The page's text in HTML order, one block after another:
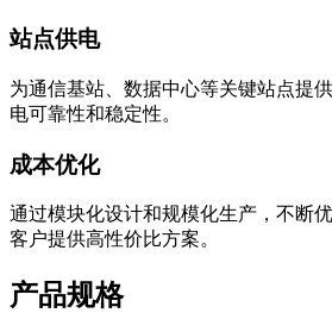
站点供电
为通信基站、数据中心等关键站点提
电可靠性和稳定性。
成本优化
通过模块化设计和规模化生产，不断
客户提供高性价比方案。
产品规格